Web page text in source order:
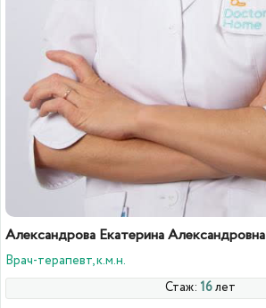
Александрова Екатерина Александровна
Врач-терапевт, к.м.н.
Стаж: 16лет